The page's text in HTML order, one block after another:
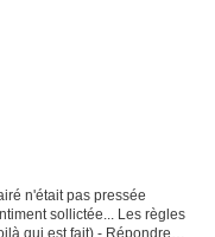
n'était pas pressée
sollictée... Les règles
qui est fait) - Répondre